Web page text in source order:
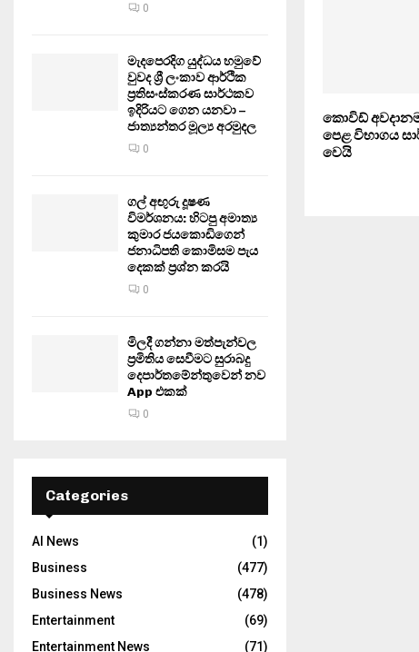
කොවිඩ්
පෙළ විභාගය
වෙයි
0
මැදපෙරදිග යුද්ධය හමුවේ
වුවද ශ්‍රී ලංකාව ආර්ථික
ප්‍රතිසංස්කරණ සාර්ථකව
ඉදිරියට ගෙන යනවා –
ජාත්‍යන්තර මූල්‍ය අරමුදල
0
ගල් අඟුරු දූෂණ
විමර්ශනය: හිටපු අමාත්‍ය
කුමාර ජයකොඩිගෙන්
ජනාධිපති කොමිසම පැය
දෙකක් ප්‍රශ්න කරයි
0
මිලදී ගන්නා මත්පැන්වල
ප්‍රමිතිය සෙවීමට සුරාබදු
දෙපාර්තමේන්තුවෙන් නව
App එකක්
0
Categories
AI News
(1)
Business
(477)
Business News
(478)
Entertainment
(69)
Entertainment News
(71)